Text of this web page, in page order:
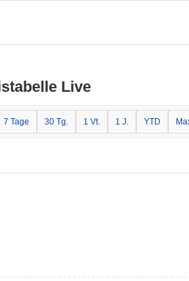
Live
7 Tage 30 Tg. 1 Vt. 1 J. YTD